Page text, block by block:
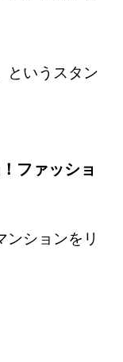
というスタン
ファッショ
ンションをリ